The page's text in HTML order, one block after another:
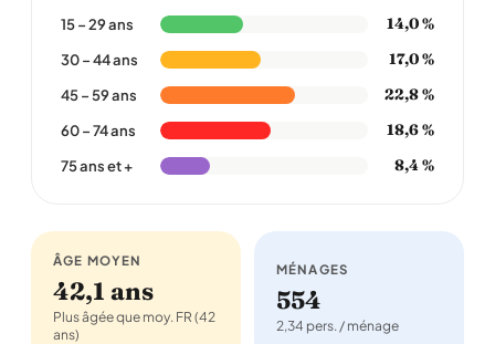
15 – 29 ans 14,0 %
30 – 44 ans 17,0 %
45 – 59 ans 22,8 %
60 – 74 ans 18,6 %
75 ans et + 8,4 %
ÂGE MOYEN
42,1 ans
Plus âgée que moy. FR (42
ans)
MÉNAGES
554
2,34 pers. / ménage